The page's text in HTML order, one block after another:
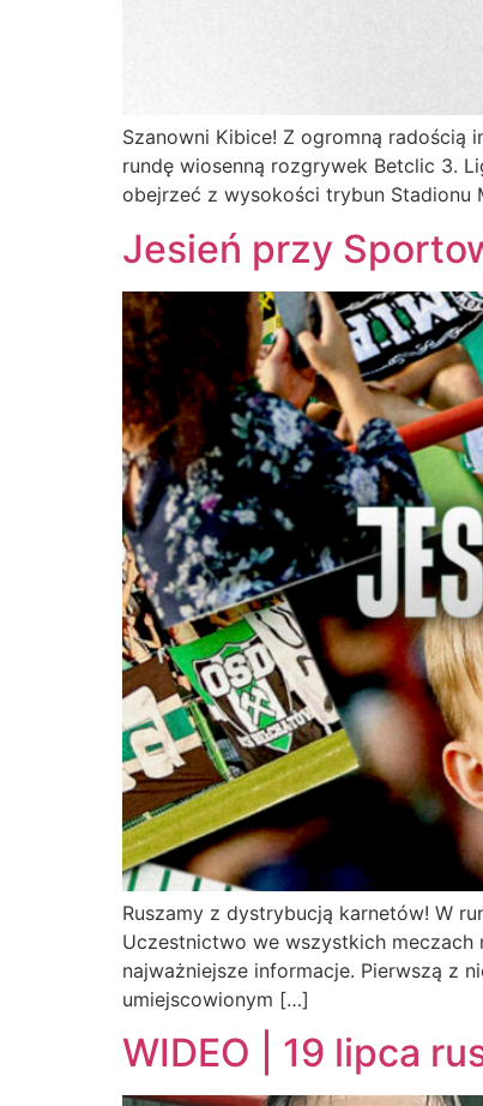
Szanowni Kibice! Z ogromną radością
rundę wiosenną rozgrywek Betclic 3.
obejrzeć z wysokości trybun Stadionu
Jesień przy
Ruszamy z dystrybucją karnetów! W
Uczestnictwo we wszystkich
najważniejsze informacje. Pierwszą z
umiejscowionym […]
WIDEO | 19 lipca